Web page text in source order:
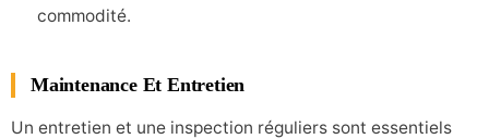
commodité.
Maintenance Et Entretien
Un entretien et une inspection réguliers sont essentiels